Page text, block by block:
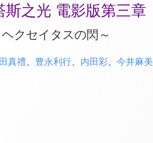
之光 電影版第三章
クセイタスの閃～
真禮 豊永利行、 内田彩、 今井麻美